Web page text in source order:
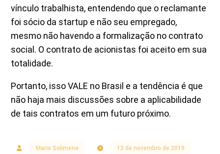
vínculo trabalhista, entendendo que o reclamante
foi sócio da startup e não seu empregado,
mesmo não havendo a formalização no contrato
social. O contrato de acionistas foi aceito em sua
totalidade.
Portanto, isso VALE no Brasil e a tendência é que
não haja mais discussões sobre a aplicabilidade
de tais contratos em um futuro próximo.
Mario Solimene 13 de novembro de 2019